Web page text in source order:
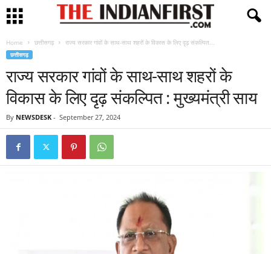
Home छत्तीसगढ़ राज्य सरकार गांवों के साथ-साथ शहरों के विकास के लिए दृढ़ संकल्पित...
छत्तीसगढ़
राज्य सरकार गांवों के साथ-साथ शहरों के
विकास के लिए दृढ़ संकल्पित : मुख्यमंत्री साय
By NEWSDESK - September 27, 2024